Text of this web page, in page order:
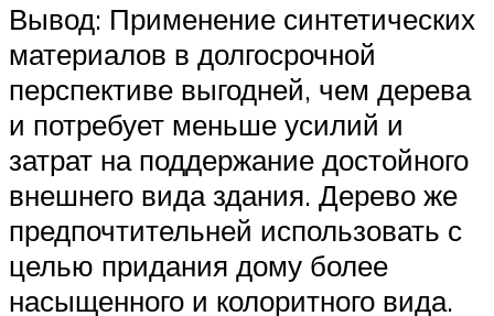
Вывод: Применение синтетических
материалов в долгосрочной
перспективе выгодней, чем дерева
и потребует меньше усилий и
затрат на поддержание достойного
внешнего вида здания. Дерево же
предпочтительней использовать с
целью придания дому более
насыщенного и колоритного вида.